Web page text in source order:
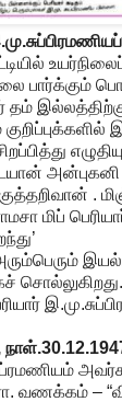
பார்க்கும்
தம்
.
மிப்
அரும்பெரும்
சொல்லுகிறது.
வணக்கம் –